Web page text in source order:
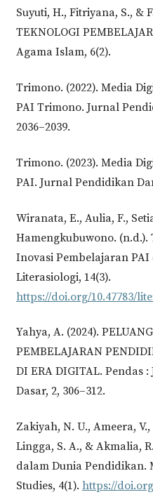
Suyuti, H., Fitriyana, S., &
TEKNOLOGI
Agama Islam, 6(2).
Trimono. (2022). Media
PAI Trimono. Jurnal
2036–2039.
Trimono. (2023). Media
PAI. Jurnal Pendidikan
Wiranata, E., Aulia, F.,
Hamengkubuwono.
Inovasi Pembelajaran
Literasiologi, 14(3).
https://doi.org/10.47783/
Yahya, A. (2024).
PEMBELAJARAN
DI ERA DIGITAL. Pendas
Dasar, 2, 306–312.
Zakiyah, N. U., Ameera,
Lingga, S. A., & Akmalia,
dalam Dunia Pendidikan.
Studies, 4(1). https://